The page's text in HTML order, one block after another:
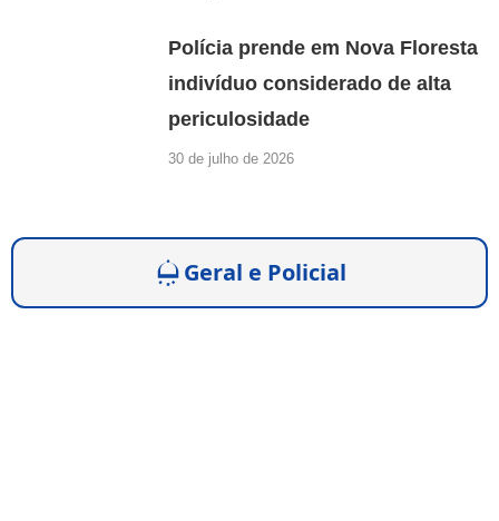
Polícia prende em Nova Floresta
indivíduo considerado de alta
periculosidade
30 de julho de 2026
Geral e Policial